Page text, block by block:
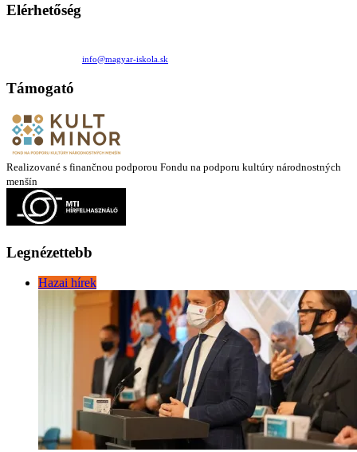
Elérhetőség
info@magyar-iskola.sk
Támogató
Realizované s finančnou podporou Fondu na podporu kultúry národnostných
menšín
Legnézettebb
Hazai hírek